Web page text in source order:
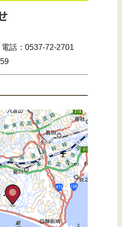
話：0537-72-2701